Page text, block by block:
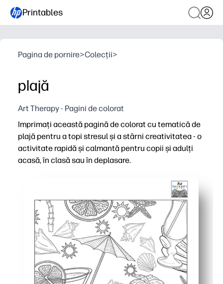
Printables
Pagina de pornire>Colecții>
plajă
Art Therapy - Pagini de colorat
Imprimați această pagină de colorat cu tematică de
plajă pentru a topi stresul și a stârni creativitatea - o
activitate rapidă și calmantă pentru copii și adulți
acasă, în clasă sau în deplasare.
Comoditate fără pregătire - descărcați, imprimați și
Angajează toate vârstele - scoici, valuri și detalii
Utilizare flexibilă - excelentă pentru finisaje timpurii,
Construiește abilități - consolidează controlul motor